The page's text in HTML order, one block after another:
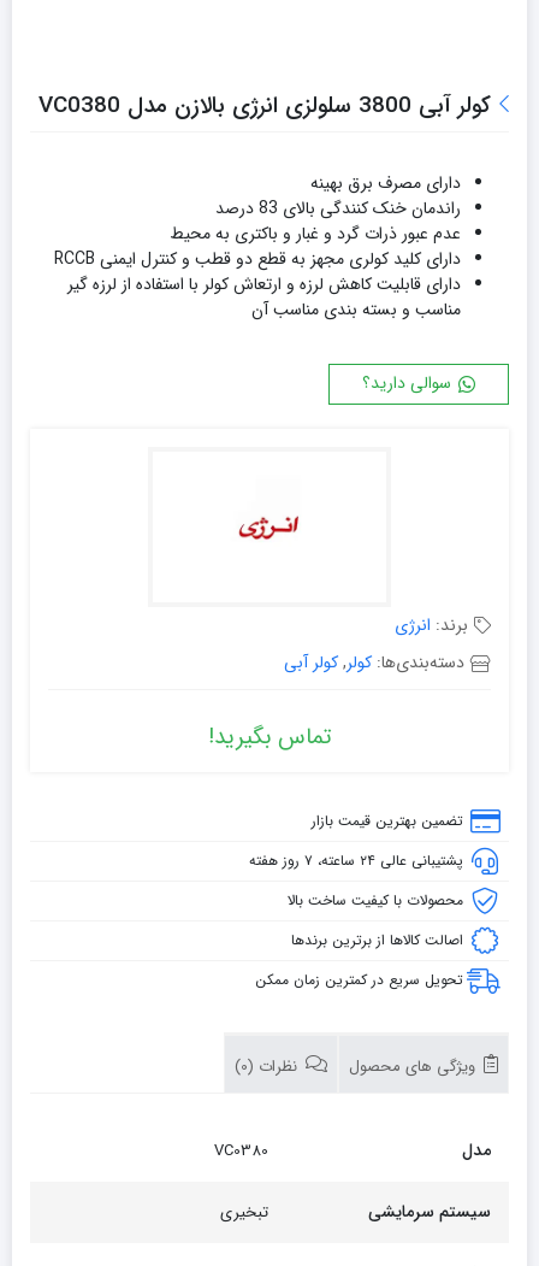
کولر آبی 3800 سلولزی انرژی بالازن مدل VC0380
دارای مصرف برق بهینه
راندمان خنک کنندگی بالای 83 درصد
عدم عبور ذرات گرد و غبار و باکتری به محیط
دارای کلید کولری مجهز به قطع دو قطب و کنترل ایمنی RCCB
دارای قابلیت کاهش لرزه و ارتعاش کولر با استفاده از لرزه گیر
مناسب و بسته بندی مناسب آن
سوالی دارید؟
برند: انرژی
دسته‌بندی‌ها: کولر,کولر آبی
تماس بگیرید!
تضمین بهترین قیمت بازار
پشتیبانی عالی ۲۴ ساعته، ۷ روز هفته
محصولات با کیفیت ساخت بالا
اصالت کالاها از برترین برندها
تحویل سریع در کمترین زمان ممکن
ویژگی های محصول نظرات (0)
مدل VC0380
سیستم سرمایشی تبخیری